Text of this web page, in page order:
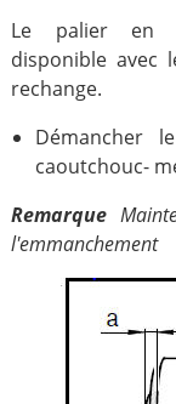
Le palier en
disponible avec
rechange.
Démancher
caoutchouc-
Remarque
l'emmanchement